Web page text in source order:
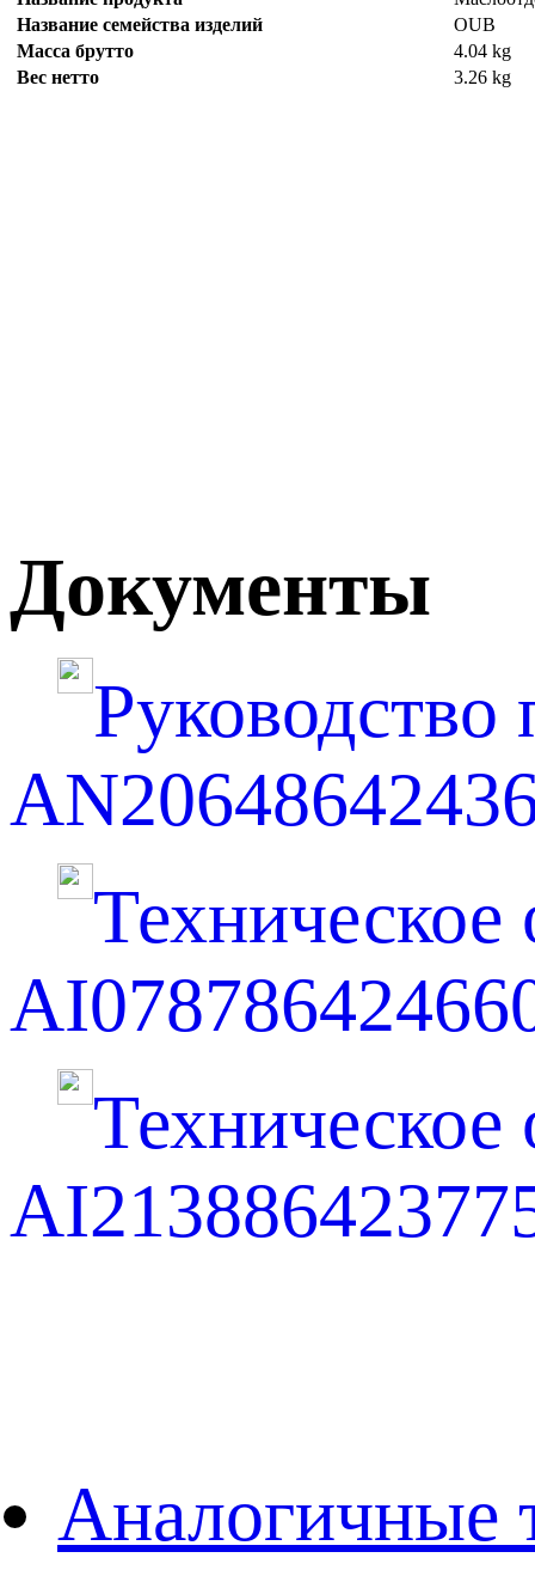
Название семейства изделий
OUB
Масса брутто
4.04 kg
Вес нетто
3.26 kg
Документы
Аналогичные